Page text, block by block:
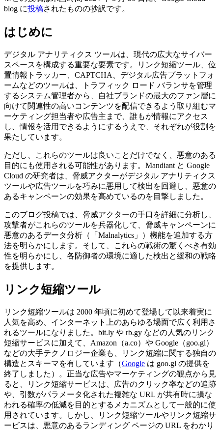
blog に投稿されたものの抄訳です。
はじめに
デジタル アナリティクス ツールは、現代の広大なサイバー
スペースを構成する重要な要素です。リンク短縮ツール、位
置情報トラッカー、 CAPTCHA
、デジタル広告プラットフォ
ームなどのツールは、トラフィック ロード バランサを管理
するシステム管理者から、自社ブランドの最大のファン層に
向けて関連性の高いコンテンツを配信できるよう取り組むマ
ーケティング担当者や広告主まで、誰もが情報にアクセス
し、情報を活用できるようにするうえで、それぞれが役割を
果たしています。
ただし、これらのツールは良いことだけでなく、悪意のある
目的にも使用される可能性があります。 Mandiant と Google
Cloud の研究者は、脅威アクターがデジタル アナリティクス
ツールや広告ツールを巧みに悪用して検出を回避し、悪意の
あるキャンペーンの効果を高めているのを目撃しました。
このブログ投稿では、脅威アクターの手口を詳細に分析し、
攻撃者がこれらのツールを兵器化して、脅威キャンペーンに
悪意のあるデータ分析（「 Malnalytics 」）機能を追加する方
法を明らかにします。そして、これらの戦術の驚くべき有効
性を明らかにし、各防御者の環境に適した検出と緩和の戦略
を提供します。
リンク短縮ツール
リンク短縮ツールは 2000 年頃に初めて登場して以来着実に
人気を高め、インターネット上のあらゆる場面で広く利用さ
れるツールになりました。 bit.ly や rb.gy などの人気のリンク
短縮サービスに加えて、 Amazon （a.co）や Google （goo.gl）
などの大手テクノロジー企業も、リンク短縮に関する独自の
構造とスキーマを有しています（Google は goo.gl の提供を
終了しました）。正当な広告やマーケティングの観点から見
ると、リンク短縮サービスは、広告のクリック率などの追跡
や、引数がパラメータ化された複雑な URL が共有時に損な
われる確率の低減を目的とするメカニズムとして一般的に使
用されています。しかし、リンク短縮ツールやリンク短縮サ
ービスは、悪意のあるランディング ページの URL をわかり